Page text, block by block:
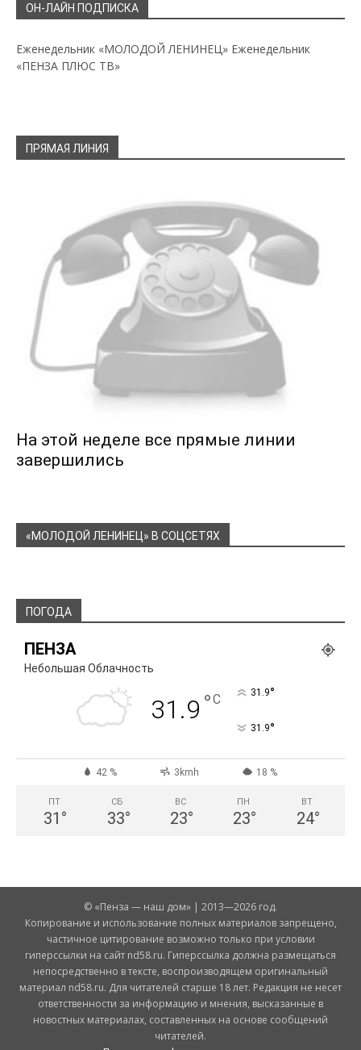
ОН-ЛАЙН ПОДПИСКА
Еженедельник «МОЛОДОЙ ЛЕНИНЕЦ» Еженедельник
«ПЕНЗА ПЛЮС ТВ»
ПРЯМАЯ ЛИНИЯ
На этой неделе все прямые линии
завершились
«МОЛОДОЙ ЛЕНИНЕЦ» В СОЦСЕТЯХ
ПОГОДА
ПЕНЗА
Небольшая Облачность
31.9 °C 31.9°
31.9°
42 % 3kmh 18 %
ПТ
31 °
СБ
33°
ВС
23°
ПН
23°
ВТ
24°
© «Пенза — наш дом» | 2013—2026 год.
Копирование и использование полных материалов запрещено,
частичное цитирование возможно только при условии
гиперссылки на сайт nd58.ru. Гиперссылка должна размещаться
непосредственно в тексте, воспроизводящем оригинальный
материал nd58.ru. Для читателей старше 18 лет. Редакция не несет
ответственности за информацию и мнения, высказанные в
новостных материалах, составленных на основе сообщений
читателей.